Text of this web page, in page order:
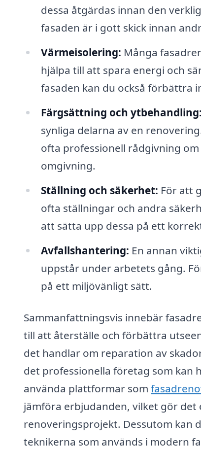
dessa åtgärdas innan den
fasaden är i gott skick innan
Värmeisolering: Många
hjälpa till att spara energi och
fasaden kan du också förbättra
Färgsättning och ytbehandling:
synliga delarna av en
ofta professionell rådgivning
omgivning.
Ställning och säkerhet: För att
ofta ställningar och andra
att sätta upp dessa på ett
Avfallshantering: En annan
uppstår under arbetets gång.
på ett miljövänligt sätt.
Sammanfattningsvis innebär
till att återställe och förbättra
det handlar om reparation av
det professionella företag som kan
använda plattformar som
jämföra erbjudanden, vilket gör
renoveringsprojekt. Dessutom kan
teknikerna som används i modern